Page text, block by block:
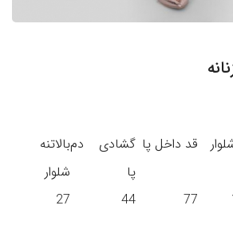
قد داخل پا گشادی دم
پا
بالاتنه
شلوار
77
44
27